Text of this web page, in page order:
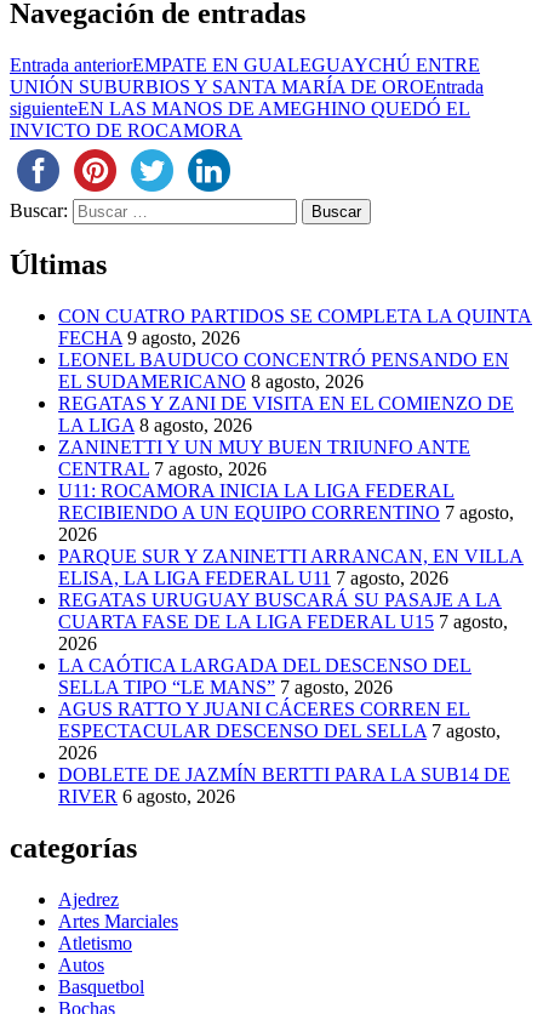
Navegación de entradas
Entrada anteriorEMPATE EN GUALEGUAYCHÚ ENTRE
UNIÓN SUBURBIOS Y SANTA MARÍA DE OROEntrada
siguienteEN LAS MANOS DE AMEGHINO QUEDÓ EL
INVICTO DE ROCAMORA
Buscar:
Últimas
CON CUATRO PARTIDOS SE COMPLETA LA QUINTA
FECHA 9 agosto, 2026
LEONEL BAUDUCO CONCENTRÓ PENSANDO EN
EL SUDAMERICANO 8 agosto, 2026
REGATAS Y ZANI DE VISITA EN EL COMIENZO DE
LA LIGA 8 agosto, 2026
ZANINETTI Y UN MUY BUEN TRIUNFO ANTE
CENTRAL 7 agosto, 2026
U11: ROCAMORA INICIA LA LIGA FEDERAL
RECIBIENDO A UN EQUIPO CORRENTINO 7 agosto,
2026
PARQUE SUR Y ZANINETTI ARRANCAN, EN VILLA
ELISA, LA LIGA FEDERAL U11 7 agosto, 2026
REGATAS URUGUAY BUSCARÁ SU PASAJE A LA
CUARTA FASE DE LA LIGA FEDERAL U15 7 agosto,
2026
LA CAÓTICA LARGADA DEL DESCENSO DEL
SELLA TIPO “LE MANS” 7 agosto, 2026
AGUS RATTO Y JUANI CÁCERES CORREN EL
ESPECTACULAR DESCENSO DEL SELLA 7 agosto,
2026
DOBLETE DE JAZMÍN BERTTI PARA LA SUB14 DE
RIVER 6 agosto, 2026
categorías
Ajedrez
Artes Marciales
Atletismo
Autos
Basquetbol
Bochas